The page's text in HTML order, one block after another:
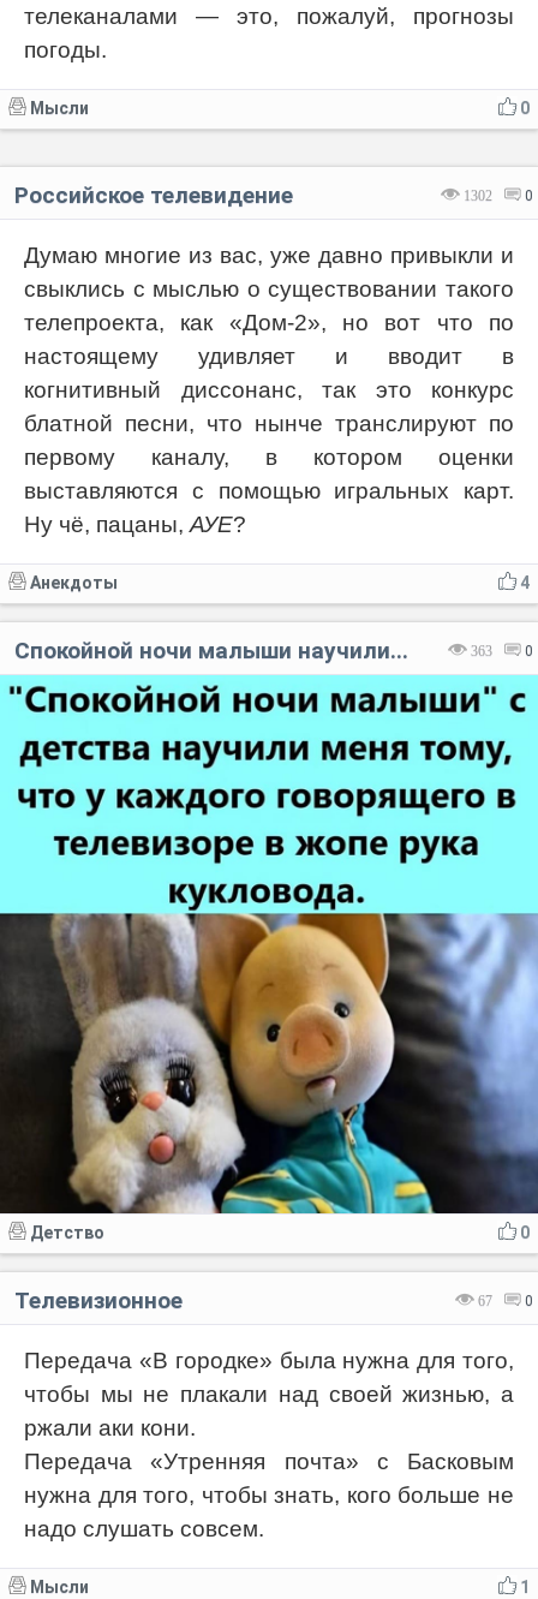
телеканалами — это, пожалуй, прогнозы
погоды.
0
Мысли
1302 0
Российское телевидение
Думаю многие из вас, уже давно привыкли и
свыклись с мыслью о существовании такого
телепроекта, как «Дом-2», но вот что по
настоящему удивляет и вводит в
когнитивный диссонанс, так это конкурс
блатной песни, что нынче транслируют по
первому каналу, в котором оценки
выставляются с помощью игральных карт.
Ну чё, пацаны, АУЕ?
4
Анекдоты
363 0
Спокойной ночи малыши научили...
0
Детство
67 0
Телевизионное
Передача «В городке» была нужна для того,
чтобы мы не плакали над своей жизнью, а
ржали аки кони.
Передача «Утренняя почта» с Басковым
нужна для того, чтобы знать, кого больше не
надо слушать совсем.
1
Мысли